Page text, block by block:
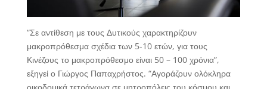
“Σε αντίθεση με τους Δυτικούς χαρακτηρίζουν
μακροπρόθεσμα σχέδια των 5-10 ετών, για τους
Κινέζους το μακροπρόθεσμο είναι 50 – 100 χρόνια”,
εξηγεί ο Γιώργος Παπαχρήστος. “Αγοράζουν ολόκληρα
οικοδομικά τετράγωνα σε μητροπόλεις του κόσμου και